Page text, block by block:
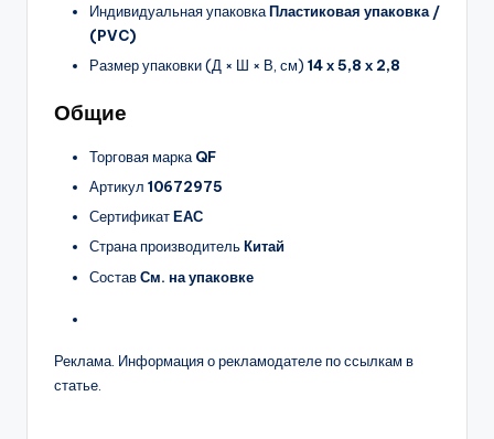
Индивидуальная упаковкаПластиковая упаковка /
(PVC)
Размер упаковки (Д × Ш × В, см) 14 х 5,8 х 2,8
Общие
Торговая марка QF
Артикул 10672975
СертификатЕАС
Страна производительКитай
СоставСм. на упаковке
Реклама. Информация о рекламодателе по ссылкам в
статье.